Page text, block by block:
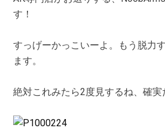
す！
すっげーかっこいーよ。もう脱力
ます。
絶対これみたら2度見するね、確実